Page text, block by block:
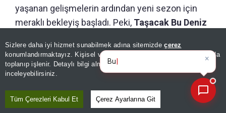
Sizlere daha iyi hizmet sunabilmek adına sitemizdeçerez
konumlandırmaktayız. Kişisel verileriniz, KVKK ve GDPR kapsamında
toplanıp işlenir. Detaylı bilgi almak için
inceleyebilirsiniz.
Tüm Çerezleri Kabul Et Çerez Ayarlarına Git
yaşanan gelişmelerin ardından yeni sezon için
meraklı bekleyiş başladı. Peki, Taşacak Bu Deniz
×
Bugünün öne çıkan manşetleri
ve gelişmeleri